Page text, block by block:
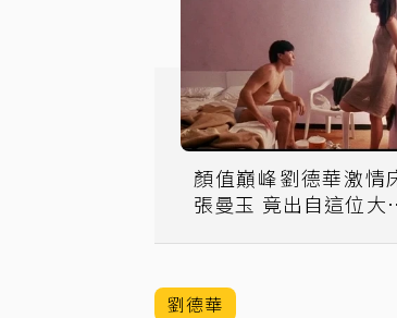
顏值巔峰劉德華激情
張曼玉 竟出自這位大
劉德華